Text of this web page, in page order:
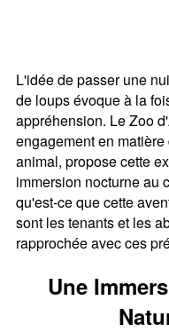
L'idée de passer une
de loups évoque à la
appréhension. Le Zoo
engagement en
animal, propose cette
immersion nocturne au
qu'est-ce que cette
sont les tenants et les
rapprochée avec ces
Une